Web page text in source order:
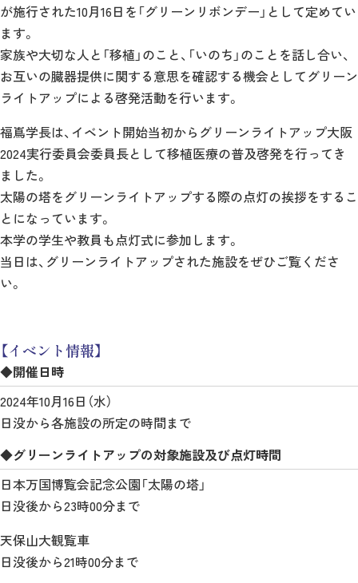
が施行された10月16日を「グリーンリボンデー」として定めてい
ます。
家族や大切な人と「移植」のこと、「いのち」のことを話し合い、
お互いの臓器提供に関する意思を確認する機会としてグリーン
ライトアップによる啓発活動を行います。
福嶌学長は、イベント開始当初からグリーンライトアップ大阪
2024実行委員会委員長として移植医療の普及啓発を行ってき
ました。
太陽の塔をグリーンライトアップする際の点灯の挨拶をするこ
とになっています。
本学の学生や教員も点灯式に参加します。
当日は、グリーンライトアップされた施設をぜひご覧くださ
い。
【イベント情報】
◆開催日時
2024年10月16日（水）
日没から各施設の所定の時間まで
◆グリーンライトアップの対象施設及び点灯時間
日本万国博覧会記念公園「太陽の塔」
日没後から23時00分まで
天保山大観覧車
日没後から21時00分まで